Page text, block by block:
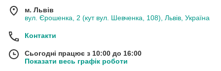
м. Львів
вул. Єрошенка, 2 (кут вул. Шевченка, 108), Львів, Україна
Контакти
Сьогодні працює з 10:00 до 16:00
Показати весь графік роботи